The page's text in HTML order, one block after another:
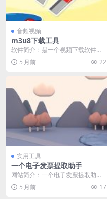
音频视频
m3u8下载工具
软件简介：是一个视频下载软件，
可实现解析网站上链接，并提供播
放和下载功能。可以通...
5 月前 22
实用工具
一个电子发票提取助手
网站简介：一个电子发票提取助
手，可以免费批量提取电子发票并
将其转换为Excel格...
5 月前 17